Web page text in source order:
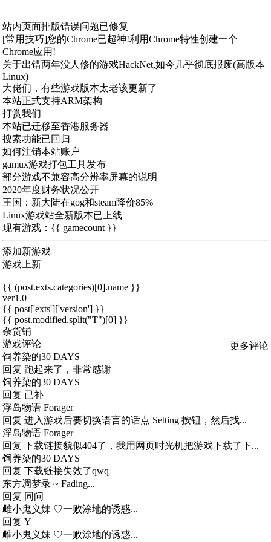
站内页面排版错误问题已修复
[常用技巧]您的Chrome已超神!利用Chrome特性创建一个
Chrome应用!
关于出错两年没人修的游戏HackNet,如今几乎彻底报废(高版本
Linux)
大佬们，有些游戏版本太老该更新了
本站正式支持ARM架构
打赏我们
本站已迁移至香港服务器
搜索功能已回归
如何注销本站账户
gamux游戏打包工具发布
部分游戏不兼容高分辨率屏幕的说明
2020年度财务状况公开
王国：新大陆在gog和steam降价85%
Linux游戏站全新版本已上线
现有游戏：{{ gamecount }}
添加新游戏
游戏上新
{{ (post.exts.categories)[0].name }}
ver1.0
{{ post['exts']['version'] }}
{{ post.modified.split("T")[0] }}
杂货铺
游戏评论
更多评论
饲养染的30 DAYS
回复 跑起来了，非常感谢
饲养染的30 DAYS
回复 已补
浮岛物语 Forager
回复 进入游戏后要切换语言的话点 Setting 按钮，然后找...
浮岛物语 Forager
回复 下载链接貌似404了，我用网页时光机把游戏下载了下...
饲养染的30 DAYS
回复 下载链接失效了qwq
东方凋梦录 ~ Fading...
回复 同问
雌小鬼义妹 ♡一败涂地的诱惑...
回复 Y
雌小鬼义妹 ♡一败涂地的诱惑...